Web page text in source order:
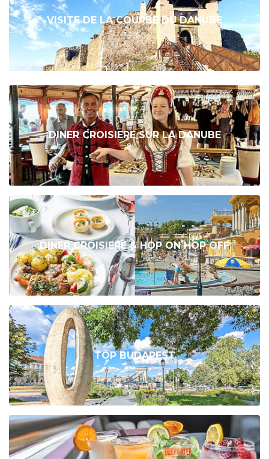
VISITE DE LA COURBE DU DANUBE
DINER CROISIERE SUR LA DANUBE
DINER CROISIERE & HOP ON HOP OFF
TOP BUDAPEST